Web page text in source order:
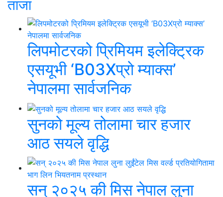
ताजा
लिपमोटरको प्रिमियम इलेक्ट्रिक
एसयूभी ‘B03Xप्रो म्याक्स’
नेपालमा सार्वजनिक
सुनको मूल्य तोलामा चार हजार
आठ सयले वृद्धि
सन् २०२५ की मिस नेपाल लुना